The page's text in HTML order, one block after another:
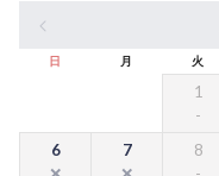
日 月 火
1
6 7 8